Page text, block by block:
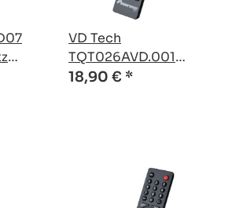
VD Tech
TQT026AVD.001
kompatible Ersatz
18,90 € *